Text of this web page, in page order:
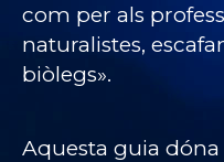
com per als
naturalistes,
biòlegs».
Aquesta guia